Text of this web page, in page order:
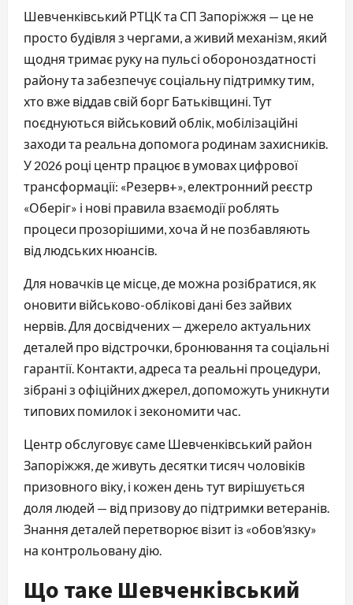
Шевченківський РТЦК та СП Запоріжжя — це не
просто будівля з чергами, а живий механізм, який
щодня тримає руку на пульсі обороноздатності
району та забезпечує соціальну підтримку тим,
хто вже віддав свій борг Батьківщині. Тут
поєднуються військовий облік, мобілізаційні
заходи та реальна допомога родинам захисників.
У 2026 році центр працює в умовах цифрової
трансформації: «Резерв+», електронний реєстр
«Оберіг» і нові правила взаємодії роблять
процеси прозорішими, хоча й не позбавляють
від людських нюансів.
Для новачків це місце, де можна розібратися, як
оновити військово-облікові дані без зайвих
нервів. Для досвідчених — джерело актуальних
деталей про відстрочки, бронювання та соціальні
гарантії. Контакти, адреса та реальні процедури,
зібрані з офіційних джерел, допоможуть уникнути
типових помилок і зекономити час.
Центр обслуговує саме Шевченківський район
Запоріжжя, де живуть десятки тисяч чоловіків
призовного віку, і кожен день тут вирішується
доля людей — від призову до підтримки ветеранів.
Знання деталей перетворює візит із «обов’язку»
на контрольовану дію.
Що таке Шевченківський